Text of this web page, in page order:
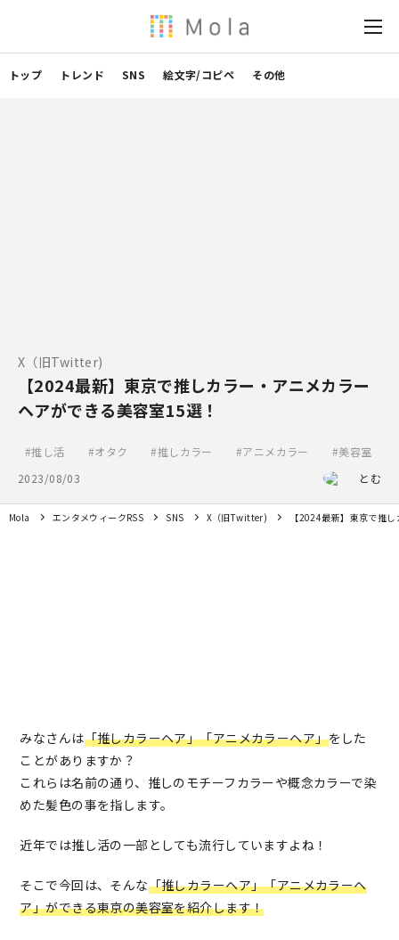
トップ トレンド SNS 絵文字/コピペ その他
X（旧Twitter)
【2024最新】東京で推しカラー・アニメカラー
ヘアができる美容室15選！
推し活 オタク 推しカラー アニメカラー
美容室
2023/08/03
とむ
Mola エンタメウィークRSS SNS X（旧Twitter) 【2024最新】東京で推
みなさんは「推しカラーヘア」「アニメカラーヘア」をした
ことがありますか？
これらは名前の通り、推しのモチーフカラーや概念カラーで染
めた髪色の事を指します。
近年では推し活の一部としても流行していますよね！
そこで今回は、そんな「推しカラーヘア」「アニメカラーヘ
ア」ができる東京の美容室を紹介します！